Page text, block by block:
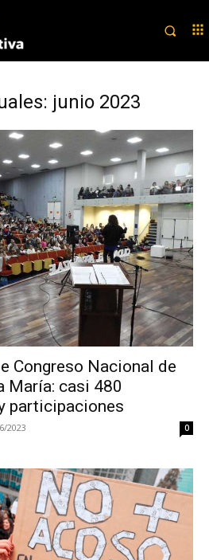
junio 2023
Congreso Nacional de
María: casi 480
participaciones
2023 0